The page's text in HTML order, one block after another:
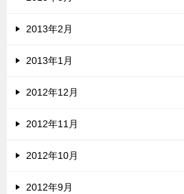
2013年2月
2013年1月
2012年12月
2012年11月
2012年10月
2012年9月